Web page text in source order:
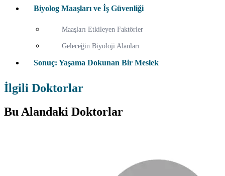
Biyolog Maaşları ve İş Güvenliği
Maaşları Etkileyen Faktörler
Geleceğin Biyoloji Alanları
Sonuç: Yaşama Dokunan Bir Meslek
İlgili Doktorlar
Bu Alandaki Doktorlar